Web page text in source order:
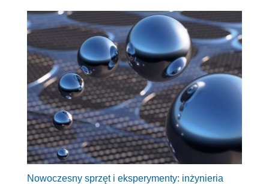
Nowoczesny sprzęt i eksperymenty: inżynieria